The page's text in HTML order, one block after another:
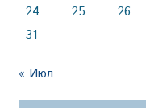
24
25 26
31
« Июл